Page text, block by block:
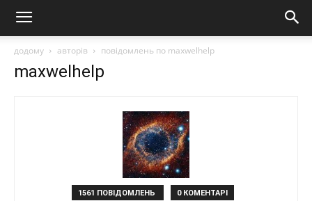
додому
авторів повідомлень по maxwelhelp
maxwelhelp
1561 ПОВІДОМЛЕНЬ 0 КОМЕНТАРІ